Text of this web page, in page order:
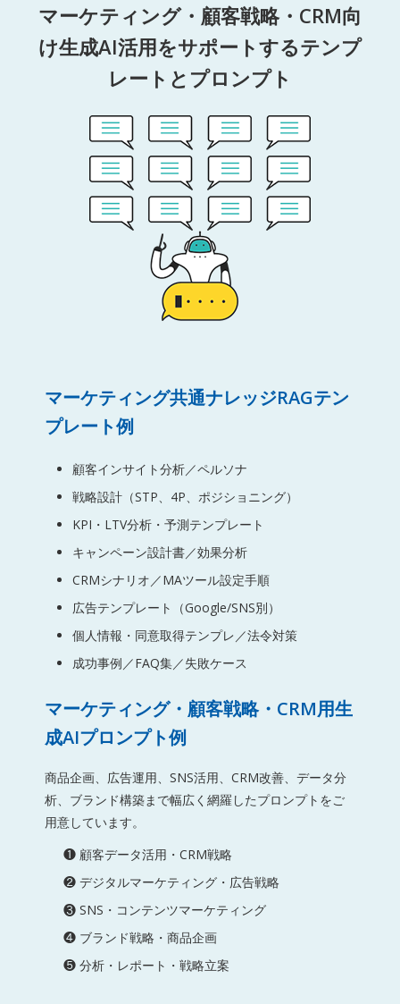
マーケティング・顧客戦略・CRM向
け生成AI活用をサポートするテンプ
レートとプロンプト
マーケティング共通ナレッジRAGテン
プレート例
顧客インサイト分析／ペルソナ
戦略設計（STP、4P、ポジショニング）
KPI・LTV分析・予測テンプレート
キャンペーン設計書／効果分析
CRMシナリオ／MAツール設定手順
広告テンプレート（Google/SNS別）
個人情報・同意取得テンプレ／法令対策
成功事例／FAQ集／失敗ケース
マーケティング・顧客戦略・CRM用生
成AIプロンプト例
商品企画、広告運用、SNS活用、CRM改善、データ分
析、ブランド構築まで幅広く網羅したプロンプトをご
用意しています。
❶ 顧客データ活用・CRM戦略
❷ デジタルマーケティング・広告戦略
❸ SNS・コンテンツマーケティング
❹ ブランド戦略・商品企画
❺ 分析・レポート・戦略立案